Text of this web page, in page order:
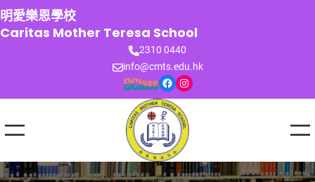
跳
至
主
明愛樂恩學校
Caritas Mother Teresa School
2310 0440
info@cmts.edu.hk
Facebook Instagram